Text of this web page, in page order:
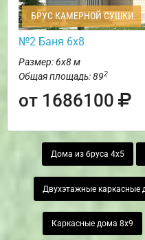
БРУС КАМЕРНОЙ СУШКИ
№2 Баня 6х8
Размер: 6х8 м
Общая площадь: 892
от 1686100
Дома из бруса 4х5
Двухэтажные каркасные
Каркасные дома 8х9